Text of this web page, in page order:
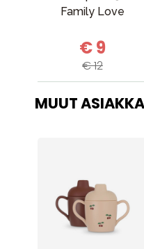
Family Love
€ 9
€ 12
MUUT